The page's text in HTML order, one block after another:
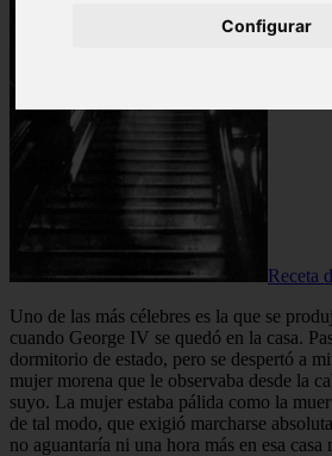
Configurar
Receta
Uno de las más célebres es la que se
cuando George IV se quedó en la casa.
dormitorio de estado, pero se despertó a
mujer morena que le observaba desde la
suyo. La mujer estaba pálida como la
de tal modo, que exigió marcharse
no aguantaría ni una hora más en esa casa